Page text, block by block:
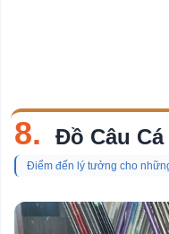
8. Đồ Câu Cá
Điểm đến lý tưởng cho